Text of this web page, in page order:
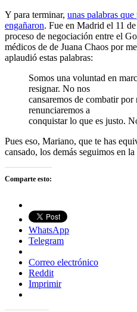
Y para terminar, unas palabras
engañaron. Fue en Madrid el 11
proceso de negociación entre el
médicos de de Juana Chaos por
aplaudió estas palabras:
Somos una voluntad en
resignar. No nos
cansaremos de combatir
renunciaremos a
conquistar lo que es justo.
Pues eso, Mariano, que te has
cansado, los demás seguimos en la
Comparte esto:
WhatsApp
Telegram
Correo electrónico
Reddit
Imprimir